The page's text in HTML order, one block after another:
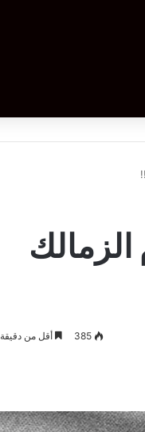
الزمالك
385 أقل من دقيقة